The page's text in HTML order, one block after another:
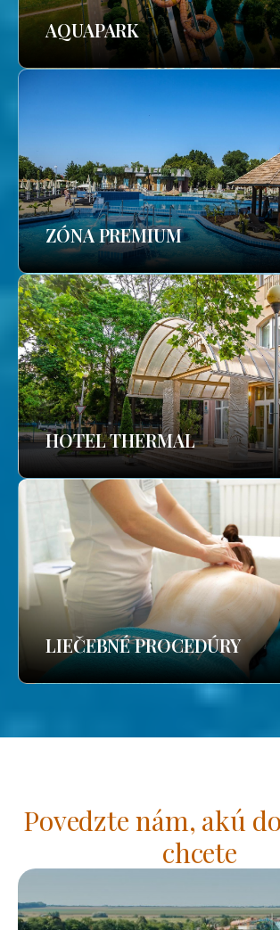
AQUAPARK
ZÓNA PREMIUM
HOTEL THERMAL
LIEČEBNÉ PROCEDÚRY
Povedzte nám, akú
chcete